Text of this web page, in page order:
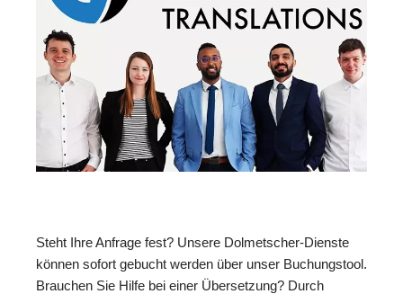
Steht Ihre Anfrage fest? Unsere Dolmetscher-Dienste
können sofort gebucht werden über unser Buchungstool.
Brauchen Sie Hilfe bei einer Übersetzung? Durch